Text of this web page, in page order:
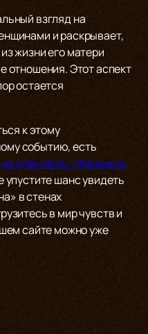
взгляд на
и раскрывает,
жизни его матери
отношения. Этот аспект
остается
к этому
событию, есть
на спектакль «Женщины
шанс увидеть
в стенах
в мир чувств и
сайте можно уже